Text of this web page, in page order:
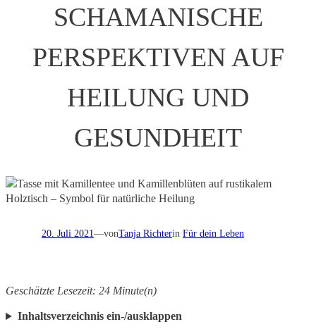
SCHAMANISCHE
PERSPEKTIVEN AUF
HEILUNG UND
GESUNDHEIT
20. Juli 2021—vonTanja Richterin Für dein Leben
Geschätzte Lesezeit: 24 Minute(n)
Inhaltsverzeichnis ein-/ausklappen